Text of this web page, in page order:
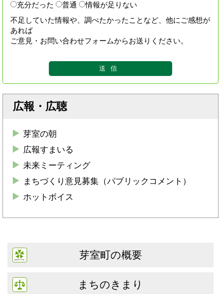
充分だった
普通
情報が足りない
不足していた情報や、調べたかったことなど、他にご感想が
あれば
ご意見・お問い合わせフォームからお送りください。
広報・広聴
芽室の朝
広報すまいる
未来ミーティング
まちづくり意見募集（パブリックコメント）
ホットボイス
芽室町の概要
まちのきまり